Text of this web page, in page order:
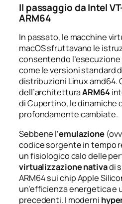
Il passaggio da Intel
ARM64
In passato, le macchine
macOS sfruttavano le
consentendo
come le versioni standard
distribuzioni Linux amd64.
dell’architetturaARM64
di Cupertino, le dinamiche
profondamente cambiate.
Sebbene l’emulazione
codice sorgente in tempo
un fisiologico calo delle
virtualizzazione nativadi
ARM64 sui chip Apple
un’efficienza energetica e
precedenti. I moderni